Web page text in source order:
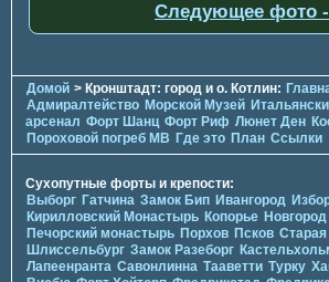
Следующее фото
Домой > Кронштадт: город и о. Котлин:
Адмиралтейство Морской Музей
арсенал Форт Шанц Форт Риф Люнет Ден
Пороховой погреб МВ Где это План Ссылки
Сухопутные форты и крепости:
Выборг Гатчина Замок Бип Ивангород
Кирилловский Монастырь Копорье Новгород
Печорcкий монастырь Порхов Псков
Шлиссельбург Замок Разеборг
Лапеенранта Савонлинна Тааветти Турку